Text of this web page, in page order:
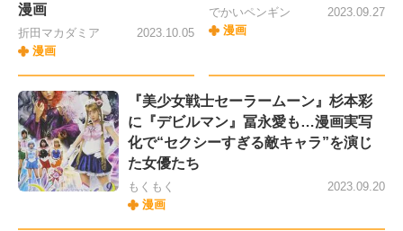
漫画
折田マカダミア
漫画
2023.10.05
でかいペンギン
漫画
2023.09.27
​​『美少女戦士セーラームーン』杉本彩
に『デビルマン』冨永愛も…漫画実写
化で“セクシーすぎる敵キャラ”を演じ
た女優たち
もくもく
漫画
2023.09.20